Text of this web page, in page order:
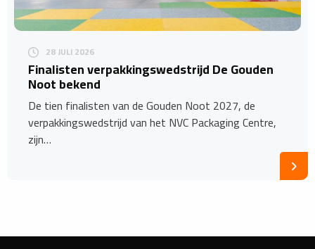
28 JULI 2026
Finalisten verpakkingswedstrijd De Gouden
Noot bekend
De tien finalisten van de Gouden Noot 2027, de
verpakkingswedstrijd van het NVC Packaging Centre,
zijn…